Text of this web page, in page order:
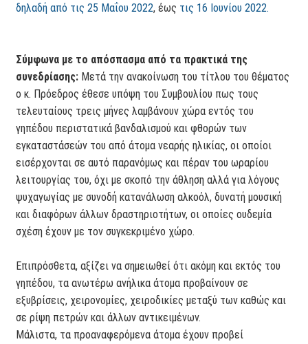
δηλαδή από τις 25 Μαΐου 2022, έως τις 16 Ιουνίου 2022.
Σύμφωνα με το απόσπασμα από τα πρακτικά της
συνεδρίασης: Μετά την ανακοίνωση του τίτλου του θέματος
ο κ. Πρόεδρος έθεσε υπόψη του Συμβουλίου πως τους
τελευταίους τρεις μήνες λαμβάνουν χώρα εντός του
γηπέδου περιστατικά βανδαλισμού και φθορών των
εγκαταστάσεών του από άτομα νεαρής ηλικίας, οι οποίοι
εισέρχονται σε αυτό παρανόμως και πέραν του ωραρίου
λειτουργίας του, όχι με σκοπό την άθληση αλλά για λόγους
ψυχαγωγίας με συνοδή κατανάλωση αλκοόλ, δυνατή μουσική
και διαφόρων άλλων δραστηριοτήτων, οι οποίες ουδεμία
σχέση έχουν με τον συγκεκριμένο χώρο.
Επιπρόσθετα, αξίζει να σημειωθεί ότι ακόμη και εκτός του
γηπέδου, τα ανωτέρω ανήλικα άτομα προβαίνουν σε
εξυβρίσεις, χειρονομίες, χειροδικίες μεταξύ των καθώς και
σε ρίψη πετρών και άλλων αντικειμένων.
Μάλιστα, τα προαναφερόμενα άτομα έχουν προβεί